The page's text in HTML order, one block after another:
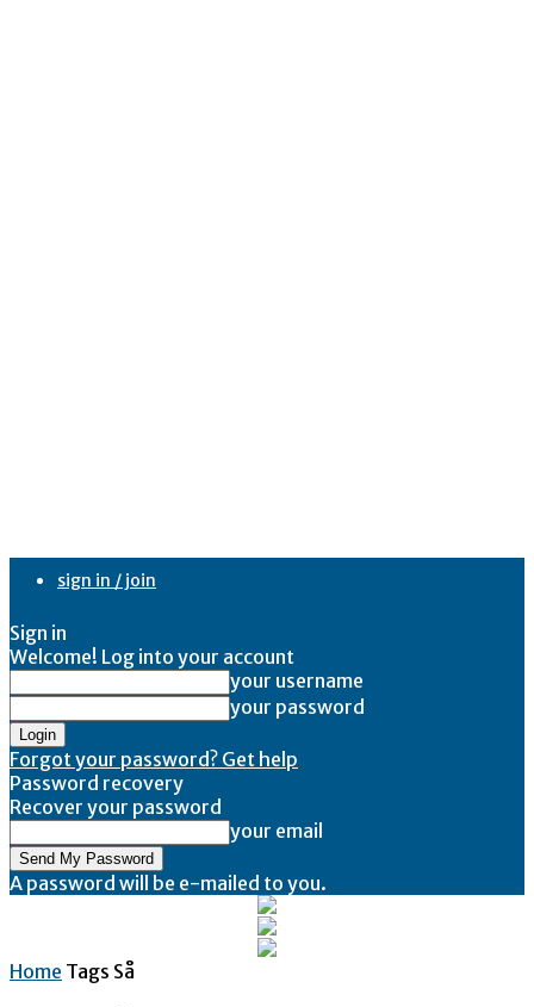
sign in / join
Sign in
Welcome! Log into your account
your username
your password
Forgot your password? Get help
Password recovery
Recover your password
your email
A password will be e-mailed to you.
Home Tags Så